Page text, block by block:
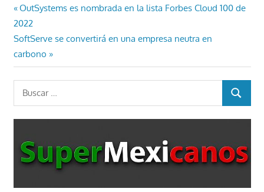
Navegación
de
entradas
Entrada
anterior:
OutSystems es nombrada en la lista Forbes Cloud 100 de
2022
Entrada
siguiente:
SoftServe se convertirá en una empresa neutra en
carbono
Buscar:
BUSCAR